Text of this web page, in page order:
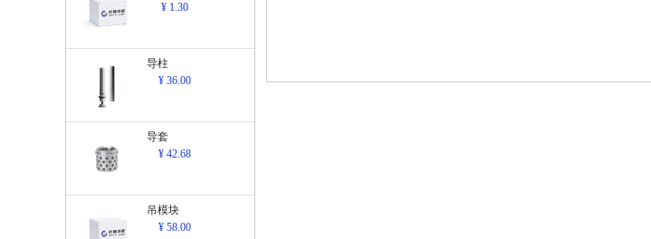
¥ 1.30
导柱
¥ 36.00
导套
¥ 42.68
吊模块
¥ 58.00